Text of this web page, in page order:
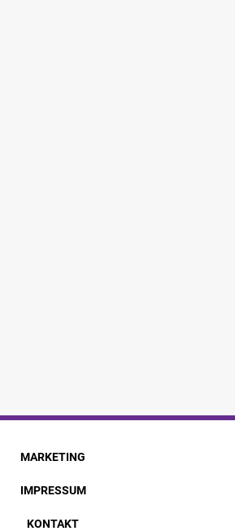
MARKETING
IMPRESSUM
KONTAKT